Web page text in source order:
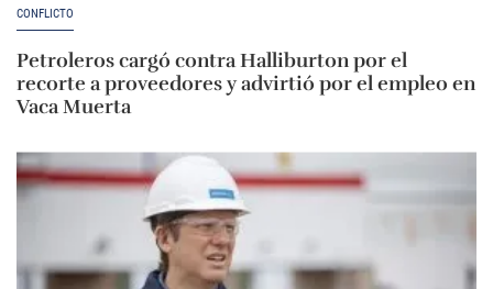
CONFLICTO
Petroleros cargó contra Halliburton por el
recorte a proveedores y advirtió por el empleo en
Vaca Muerta